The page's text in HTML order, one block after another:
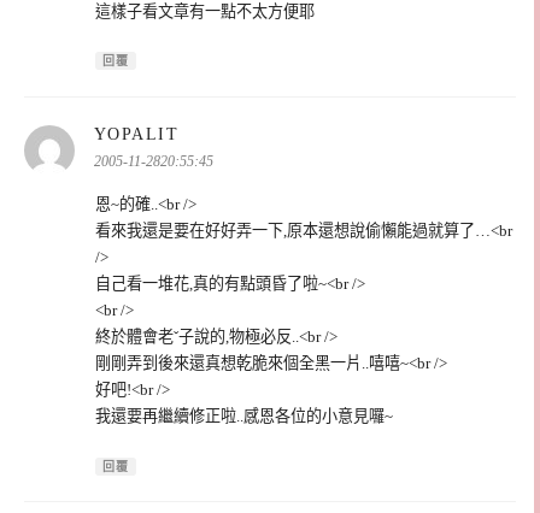
這樣子看文章有一點不太方便耶
回覆
YOPALIT
示:
2005-11-2820:55:45
恩~的確..<br />
看來我還是要在好好弄一下,原本還想說偷懶能過就算了…<br
/>
自己看一堆花,真的有點頭昏了啦~<br />
<br />
終於體會老ˇ子說的,物極必反..<br />
剛剛弄到後來還真想乾脆來個全黑一片..嘻嘻~<br />
好吧!<br />
我還要再繼續修正啦..感恩各位的小意見囉~
回覆